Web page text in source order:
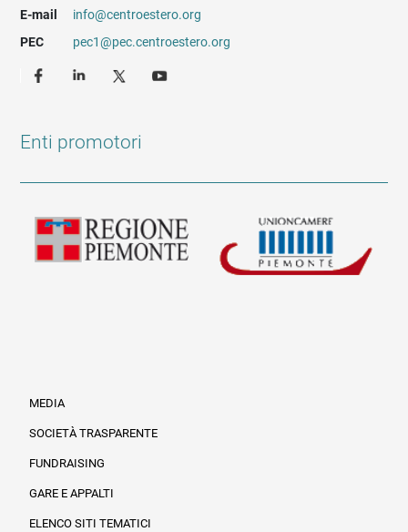
E-mail
info@centroestero.org
PEC
pec1@pec.centroestero.org
Enti promotori
MEDIA
SOCIETÀ TRASPARENTE
FUNDRAISING
GARE E APPALTI
ELENCO SITI TEMATICI